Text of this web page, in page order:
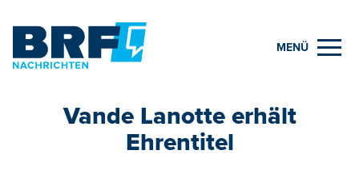
MENÜ
Vande Lanotte erhält
Ehrentitel